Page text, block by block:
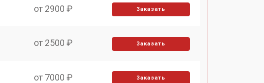
от 2900 ₽ Заказать
от 2500 ₽ Заказать
от 7000 ₽ Заказать